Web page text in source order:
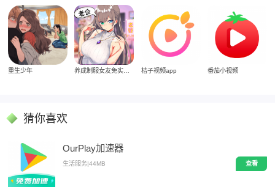
重生少年 桔子视频app 番茄小视频
猜你喜欢
OurPlay加速器
生活服务|44MB 查看